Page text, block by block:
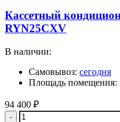
Кассетный
RYN25CXV
В наличии:
Самовывоз: сегодня
Площадь помещения:
94 400 ₽
Количество